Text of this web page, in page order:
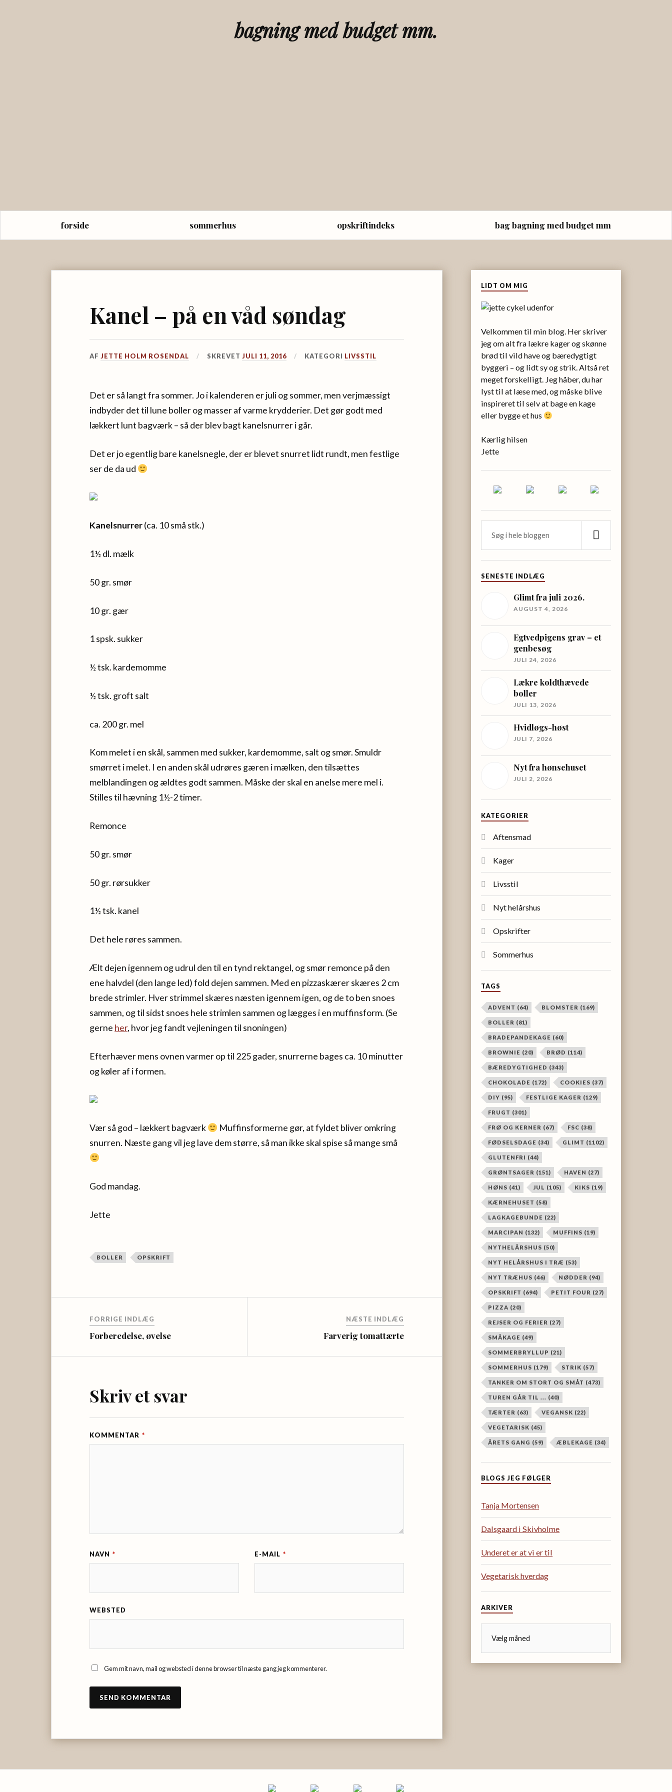
bagning med budget mm.
forside sommerhus opskriftindeks bag bagning med budget mm
Kanel – på en våd søndag
AFJETTE HOLM ROSENDAL SKREVETJULI 11, 2016 KATEGORI LIVSSTIL
Det er så langt fra sommer. Jo i kalenderen er juli og sommer, men verjmæssigt
indbyder det til lune boller og masser af varme krydderier. Det gør godt med
lækkert lunt bagværk – så der blev bagt kanelsnurrer i går.
Det er jo egentlig bare kanelsnegle, der er blevet snurret lidt rundt, men festlige
ser de da ud
Kanelsnurrer(ca. 10 små stk.)
1½ dl. mælk
50 gr. smør
10 gr. gær
1 spsk. sukker
½ tsk. kardemomme
½ tsk. groft salt
ca. 200 gr. mel
Kom melet i en skål, sammen med sukker, kardemomme, salt og smør. Smuldr
smørret i melet. I en anden skål udrøres gæren i mælken, den tilsættes
melblandingen og ældtes godt sammen. Måske der skal en anelse mere mel i.
Stilles til hævning 1½-2 timer.
Remonce
50 gr. smør
50 gr. rørsukker
1½ tsk. kanel
Det hele røres sammen.
Ælt dejen igennem og udrul den til en tynd rektangel, og smør remonce på den
ene halvdel (den lange led) fold dejen sammen. Med en pizzaskærer skæres 2 cm
brede strimler. Hver strimmel skæres næsten igennem igen, og de to ben snoes
sammen, og til sidst snoes hele strimlen sammen og lægges i en muffinsform. (Se
gerne her, hvor jeg fandt vejleningen til snoningen)
Efterhæver mens ovnen varmer op til 225 gader, snurrerne bages ca. 10 minutter
og køler af i formen.
Vær så god – lækkert bagværk
Muffinsformerne gør, at fyldet bliver omkring
snurren. Næste gang vil jeg lave dem større, så man ikke skal spise så mange små
God mandag.
Jette
BOLLER OPSKRIFT
FORRIGE INDLÆG
Forberedelse, øvelse
NÆSTE INDLÆG
Farverig tomattærte
Skriv et svar
KOMMENTAR *
NAVN * E-MAIL *
WEBSTED
Gem mit navn, mail og websted i denne browser til næste gang jeg kommenterer.
LIDT OM MIG
Velkommen til min blog. Her skriver
jeg om alt fra lækre kager og skønne
brød til vild have og bæredygtigt
byggeri – og lidt sy og strik. Altså ret
meget forskelligt. Jeg håber, du har
lyst til at læse med, og måske blive
inspireret til selv at bage en kage
eller bygge et hus
Kærlig hilsen
Jette
SENESTE INDLÆG
Glimt fra juli 2026.
AUGUST 4, 2026
Egtvedpigens grav – et
genbesøg
JULI 24, 2026
Lækre koldthævede
boller
JULI 13, 2026
Hvidløgs-høst
JULI 7, 2026
Nyt fra hønsehuset
JULI 2, 2026
KATEGORIER
Aftensmad
Kager
Livsstil
Nyt helårshus
Opskrifter
Sommerhus
TAGS
ADVENT (64) BLOMSTER (169)
BOLLER (81)
BRADEPANDEKAGE (60)
BROWNIE (20) BRØD (114)
BÆREDYGTIGHED (343)
CHOKOLADE (172) COOKIES (37)
DIY (95) FESTLIGE KAGER (129)
FRUGT (301)
FRØ OG KERNER (67) FSC (38)
FØDSELSDAGE (34) GLIMT (1102)
GLUTENFRI (44)
GRØNTSAGER (151) HAVEN (27)
HØNS (41) JUL (105) KIKS (19)
KÆRNEHUSET (58)
LAGKAGEBUNDE (22)
MARCIPAN (132) MUFFINS (19)
NYTHELÅRSHUS (50)
NYT HELÅRSHUS I TRÆ (53)
NYT TRÆHUS (46) NØDDER (94)
OPSKRIFT (694) PETIT FOUR (27)
PIZZA (20)
REJSER OG FERIER (27)
SMÅKAGE (49)
SOMMERBRYLLUP (21)
SOMMERHUS (179) STRIK (57)
TANKER OM STORT OG SMÅT (473)
TUREN GÅR TIL ... (40)
TÆRTER (63) VEGANSK (22)
VEGETARISK (45)
ÅRETS GANG (59) ÆBLEKAGE (34)
BLOGS JEG FØLGER
Tanja Mortensen
Dalsgaard i Skivholme
Underet er at vi er til
Vegetarisk hverdag
ARKIVER